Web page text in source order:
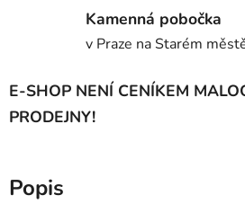
Kamenná pobočka
v Praze na Starém
E-SHOP NENÍ CENÍKEM
PRODEJNY!
Popis